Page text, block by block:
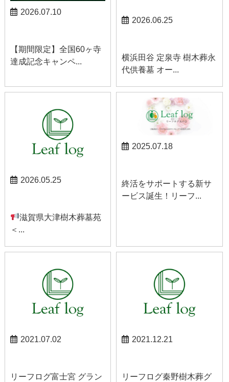
2026.07.10
【期間限定】全国60ヶ寺
達成記念キャンペ...
2026.06.25
横浜田谷 定泉寺 樹木葬永
代供養墓 オー...
2026.05.25
滋賀県大津樹木葬墓苑
＜...
2025.07.18
終活をサポートする新サ
ービス誕生！リーフ...
2021.07.02
リーフログ富士宮 グラン
2021.12.21
リーフログ秦野樹木葬グ